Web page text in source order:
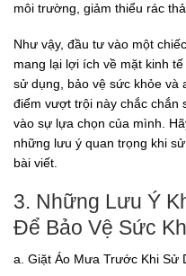
môi trường, giảm thiểu rác
Như vậy, đầu tư vào một
mang lại lợi ích về mặt kinh
sử dụng, bảo vệ sức khỏe và
điểm vượt trội này chắc chắn
vào sự lựa chọn của mình.
những lưu ý quan trọng khi
bài viết.
3. Những Lưu Ý
Để Bảo Vệ Sức
a. Giặt Áo Mưa Trước Khi Sử